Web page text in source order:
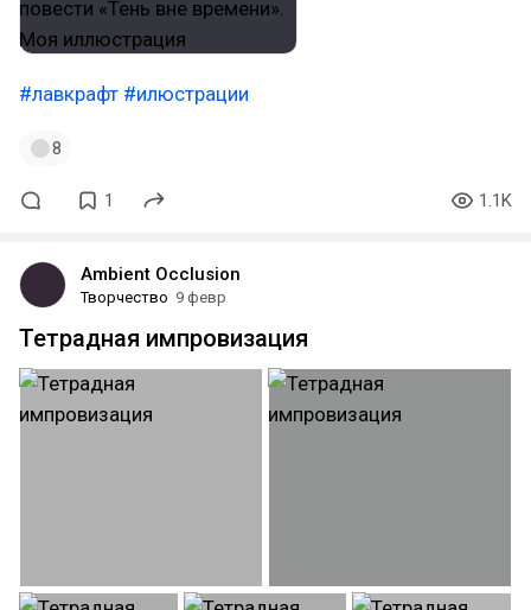
#лавкрафт #илюстрации
8
1 1.1K
Ambient Occlusion
Творчество 9 февр
Тетрадная импровизация